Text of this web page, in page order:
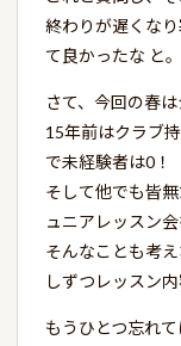
終わりが遅くな
て良かったな と。
さて、今回の春は
15年前はクラブ
で未経験者は0！
そして他でも皆
ュニアレッスン会
そんなことも考
しずつレッスン
もうひとつ忘れ